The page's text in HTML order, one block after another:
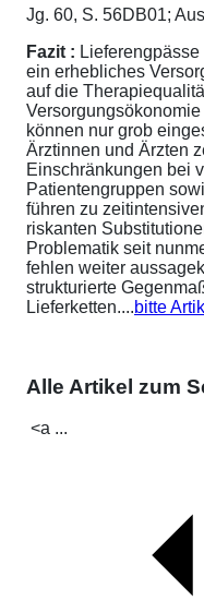
Jg. 60, S. 56DB01;
Fazit :
ein erhebliches
auf die
können nur grob
Ärztinnen und Ärzten
Einschränkungen bei
Patientengruppen
führen zu
riskanten
Problematik seit
fehlen weiter
strukturierte
Lieferketten....bitte
Alle Artikel zum
<a ...